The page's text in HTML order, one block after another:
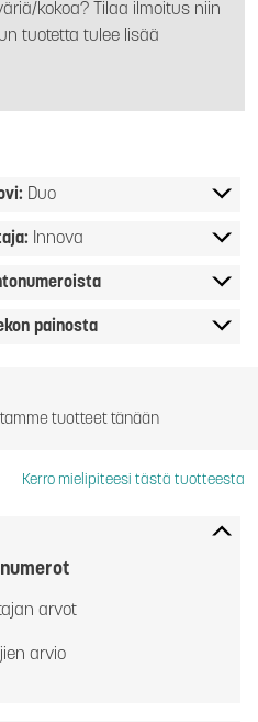
kokoa? Tilaa ilmoitus niin
tuotetta tulee lisää
Duo
Innova
painosta
tuotteet tänään
Kerro mielipiteesi tästä tuotteesta
arvot
arvio